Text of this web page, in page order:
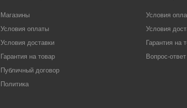
Магазины
Условия оплаты
Условия доставки
Гарантия на товар
Публичный договор
Политика
Условия
Условия
Гарантия на
Вопрос-ответ